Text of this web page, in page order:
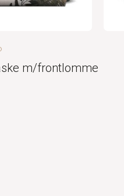
m/frontlomme